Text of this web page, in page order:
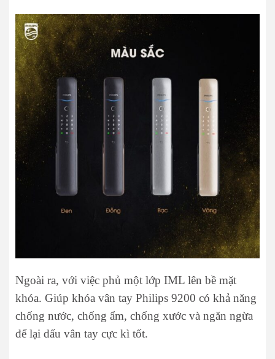
Ngoài ra, với việc phủ một lớp IML lên bề mặt
khóa. Giúp khóa vân tay Philips 9200 có khả năng
chống nước, chống ẩm, chống xước và ngăn ngừa
để lại dấu vân tay cực kì tốt.